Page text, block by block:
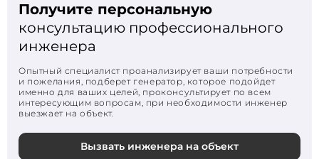
Получите персональную
консультацию профессионального
инженера
Опытный специалист проанализирует ваши потребности
и пожелания, подберет генератор, которое подойдет
именно для ваших целей, проконсультирует по всем
интересующим вопросам, при необходимости инженер
выезжает на объект.
Вызвать инженера на объект